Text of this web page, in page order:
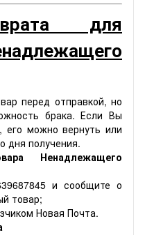
для
перед отправкой, но
брака. Если Вы
его можно вернуть или
дня получения.
Ненадлежащего
и сообщите о
товар;
Новая Почта.